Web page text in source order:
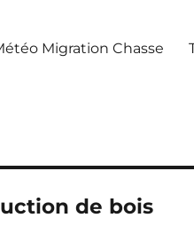
Migration Chasse
de bois